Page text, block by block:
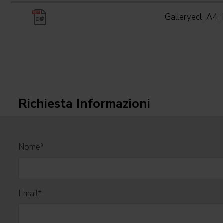
Richiesta Informazioni
Nome*
Email*